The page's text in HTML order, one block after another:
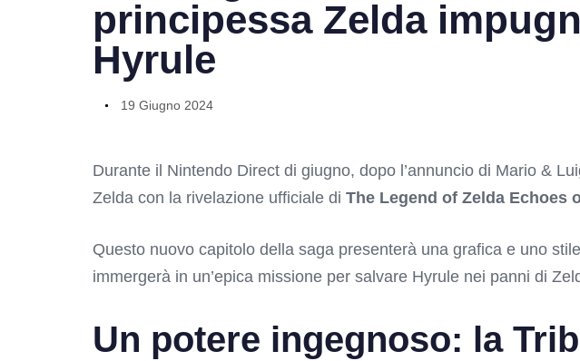
principessa Zelda
Hyrule
19 Giugno 2024
Durante il Nintendo Direct di giugno, dopo l’annuncio di Mario &
Zelda con la rivelazione ufficiale di The Legend of Zelda Echoes
Questo nuovo capitolo della saga presenterà una grafica e uno
immergerà in un’epica missione per salvare Hyrule nei panni di
Un potere ingegnoso: la